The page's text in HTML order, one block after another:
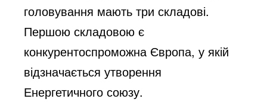
головування мають три складові.
Першою складовою є
конкурентоспроможна Європа, у якій
відзначається утворення
Енергетичного союзу.